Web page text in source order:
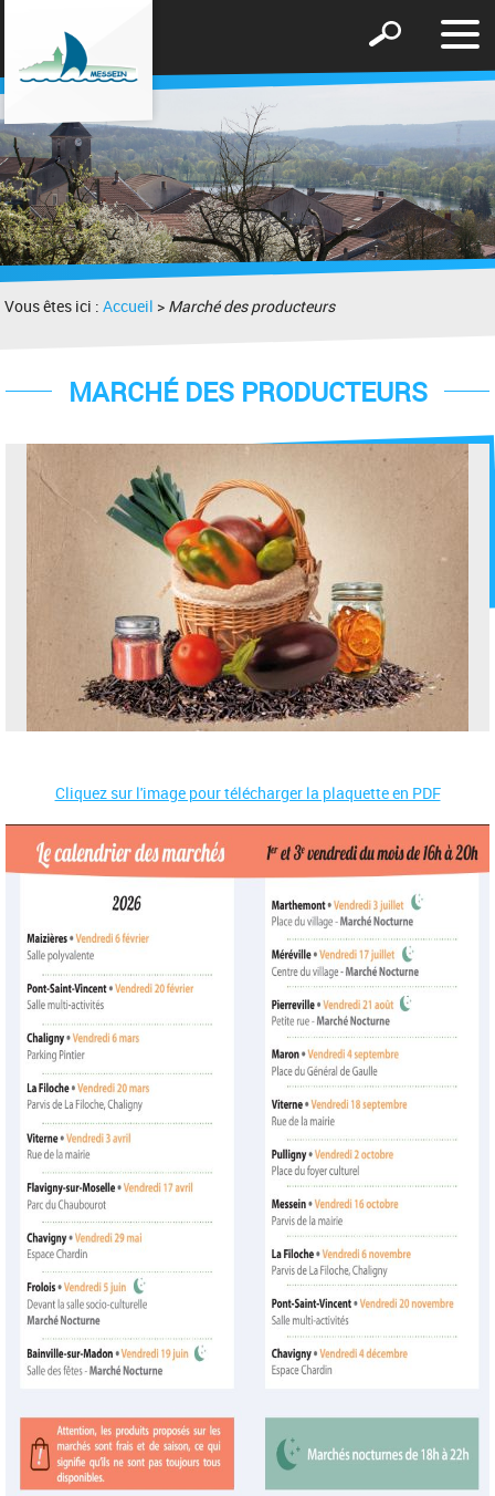
le
Afficher
formulaire
recherche
Vous êtes ici :Accueil > Marché des producteurs
MARCHÉ DES PRODUCTEURS
Cliquez sur l'image pour télécharger la plaquette en PDF